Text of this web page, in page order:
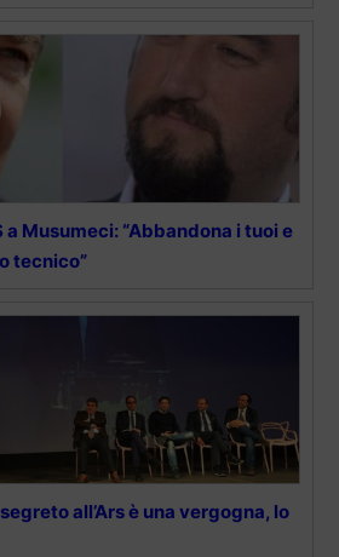
Musumeci: “Abbandona i tuoi e
tecnico”
all’Ars è una vergogna, lo